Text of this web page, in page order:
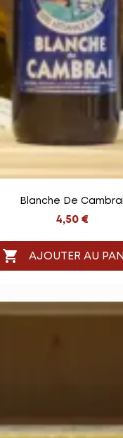
Blanche De
4,50 €
 AJOUTER AU